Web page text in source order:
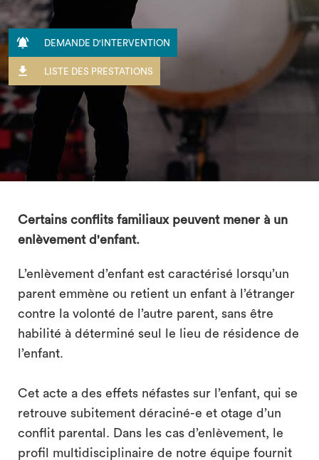
 DEMANDE D'INTERVENTION
 LISTE DES PRESTATIONS
Certains conflits familiaux peuvent mener à un
enlèvement d'enfant.
L’enlèvement d’enfant est caractérisé lorsqu’un
parent emmène ou retient un enfant à l’étranger
contre la volonté de l’autre parent, sans être
habilité à déterminé seul le lieu de résidence de
l’enfant.
Cet acte a des effets néfastes sur l’enfant, qui se
retrouve subitement déraciné-e et otage d’un
conflit parental. Dans les cas d’enlèvement, le
profil multidisciplinaire de notre équipe fournit